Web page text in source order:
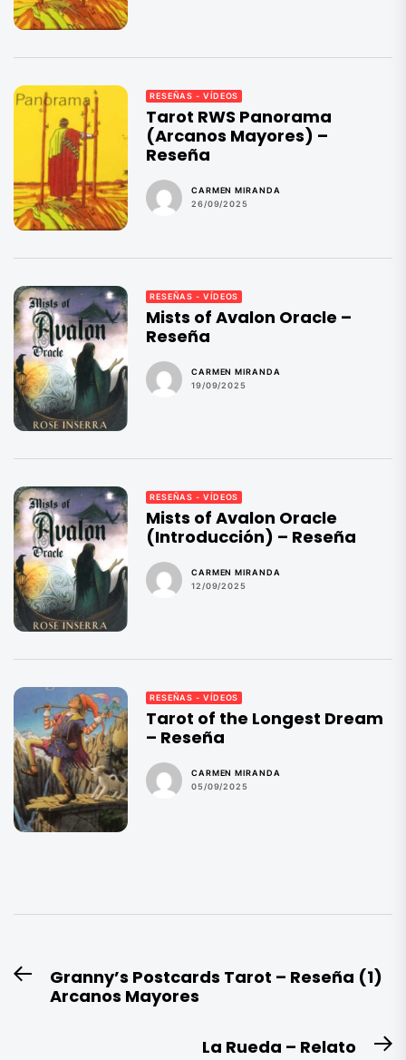
RESEÑAS - VÍDEOS
Tarot RWS Panorama
(Arcanos Mayores) –
Reseña
CARMEN MIRANDA
26/09/2025
RESEÑAS - VÍDEOS
Mists of Avalon Oracle –
Reseña
CARMEN MIRANDA
19/09/2025
RESEÑAS - VÍDEOS
Mists of Avalon Oracle
(Introducción) – Reseña
CARMEN MIRANDA
12/09/2025
RESEÑAS - VÍDEOS
Tarot of the Longest Dream
– Reseña
CARMEN MIRANDA
05/09/2025
Navegación
de
Entrada
anterior:
Granny’s Postcards Tarot – Reseña (1)
Arcanos Mayores
La Rueda – Relato